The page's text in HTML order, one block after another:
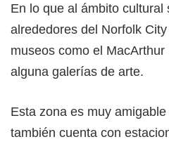
En lo que al ámbito cultural
alrededores del Norfolk
museos como el
alguna galerías de arte.
Esta zona es muy
también cuenta con